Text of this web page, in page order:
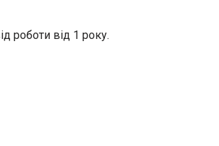
роботи від 1 року.